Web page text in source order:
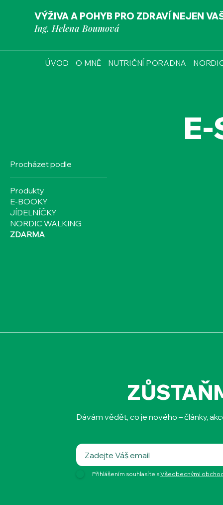
VÝŽIVA A POHYB PRO ZDRAVÍ NEJEN
Ing. Helena Boumová
ÚVOD O MNĚ NUTRIČNÍ PORADNA
Procházet podle
Produkty
E-BOOKY
JÍDELNÍČKY
NORDIC WALKING
ZDARMA
Dávám vědět, co je nového – články,
Přihlášením souhlasíte sVšeobecnými